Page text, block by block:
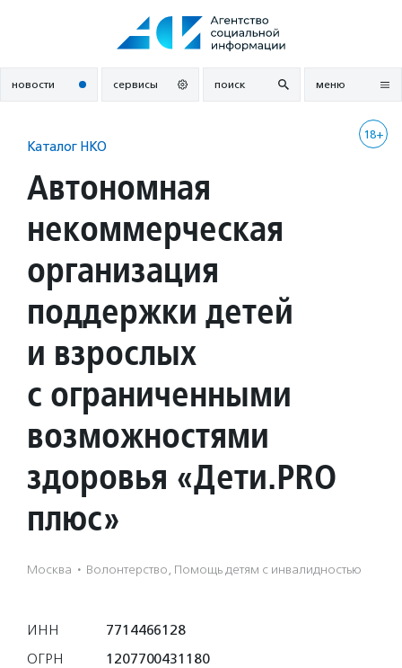
новости сервисы поиск меню
18+
Каталог НКО
Автономная
некоммерческая
организация
поддержки детей
и взрослых
с ограниченными
возможностями
здоровья «Дети.PRO
плюс»
Москва · Волонтерство, Помощь детям с инвалидностью
ИНН
7714466128
ОГРН
1207700431180